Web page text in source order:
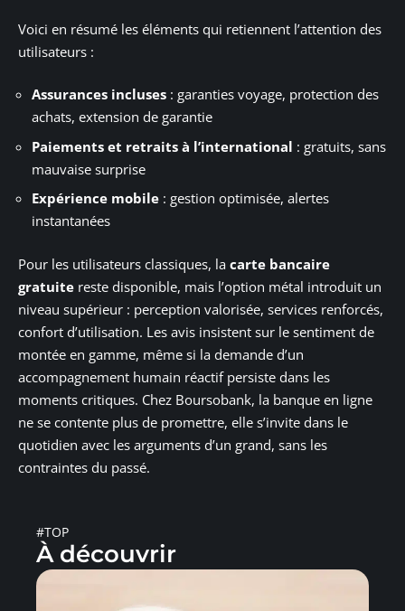
Voici en résumé les éléments qui retiennent l’attention des
utilisateurs :
Assurances incluses : garanties voyage, protection des
achats, extension de garantie
Paiements et retraits à l’international : gratuits, sans
mauvaise surprise
Expérience mobile : gestion optimisée, alertes
instantanées
Pour les utilisateurs classiques, la carte bancaire
gratuite reste disponible, mais l’option métal introduit un
niveau supérieur : perception valorisée, services renforcés,
confort d’utilisation. Les avis insistent sur le sentiment de
montée en gamme, même si la demande d’un
accompagnement humain réactif persiste dans les
moments critiques. Chez Boursobank, la banque en ligne
ne se contente plus de promettre, elle s’invite dans le
quotidien avec les arguments d’un grand, sans les
contraintes du passé.
#TOP
À découvrir